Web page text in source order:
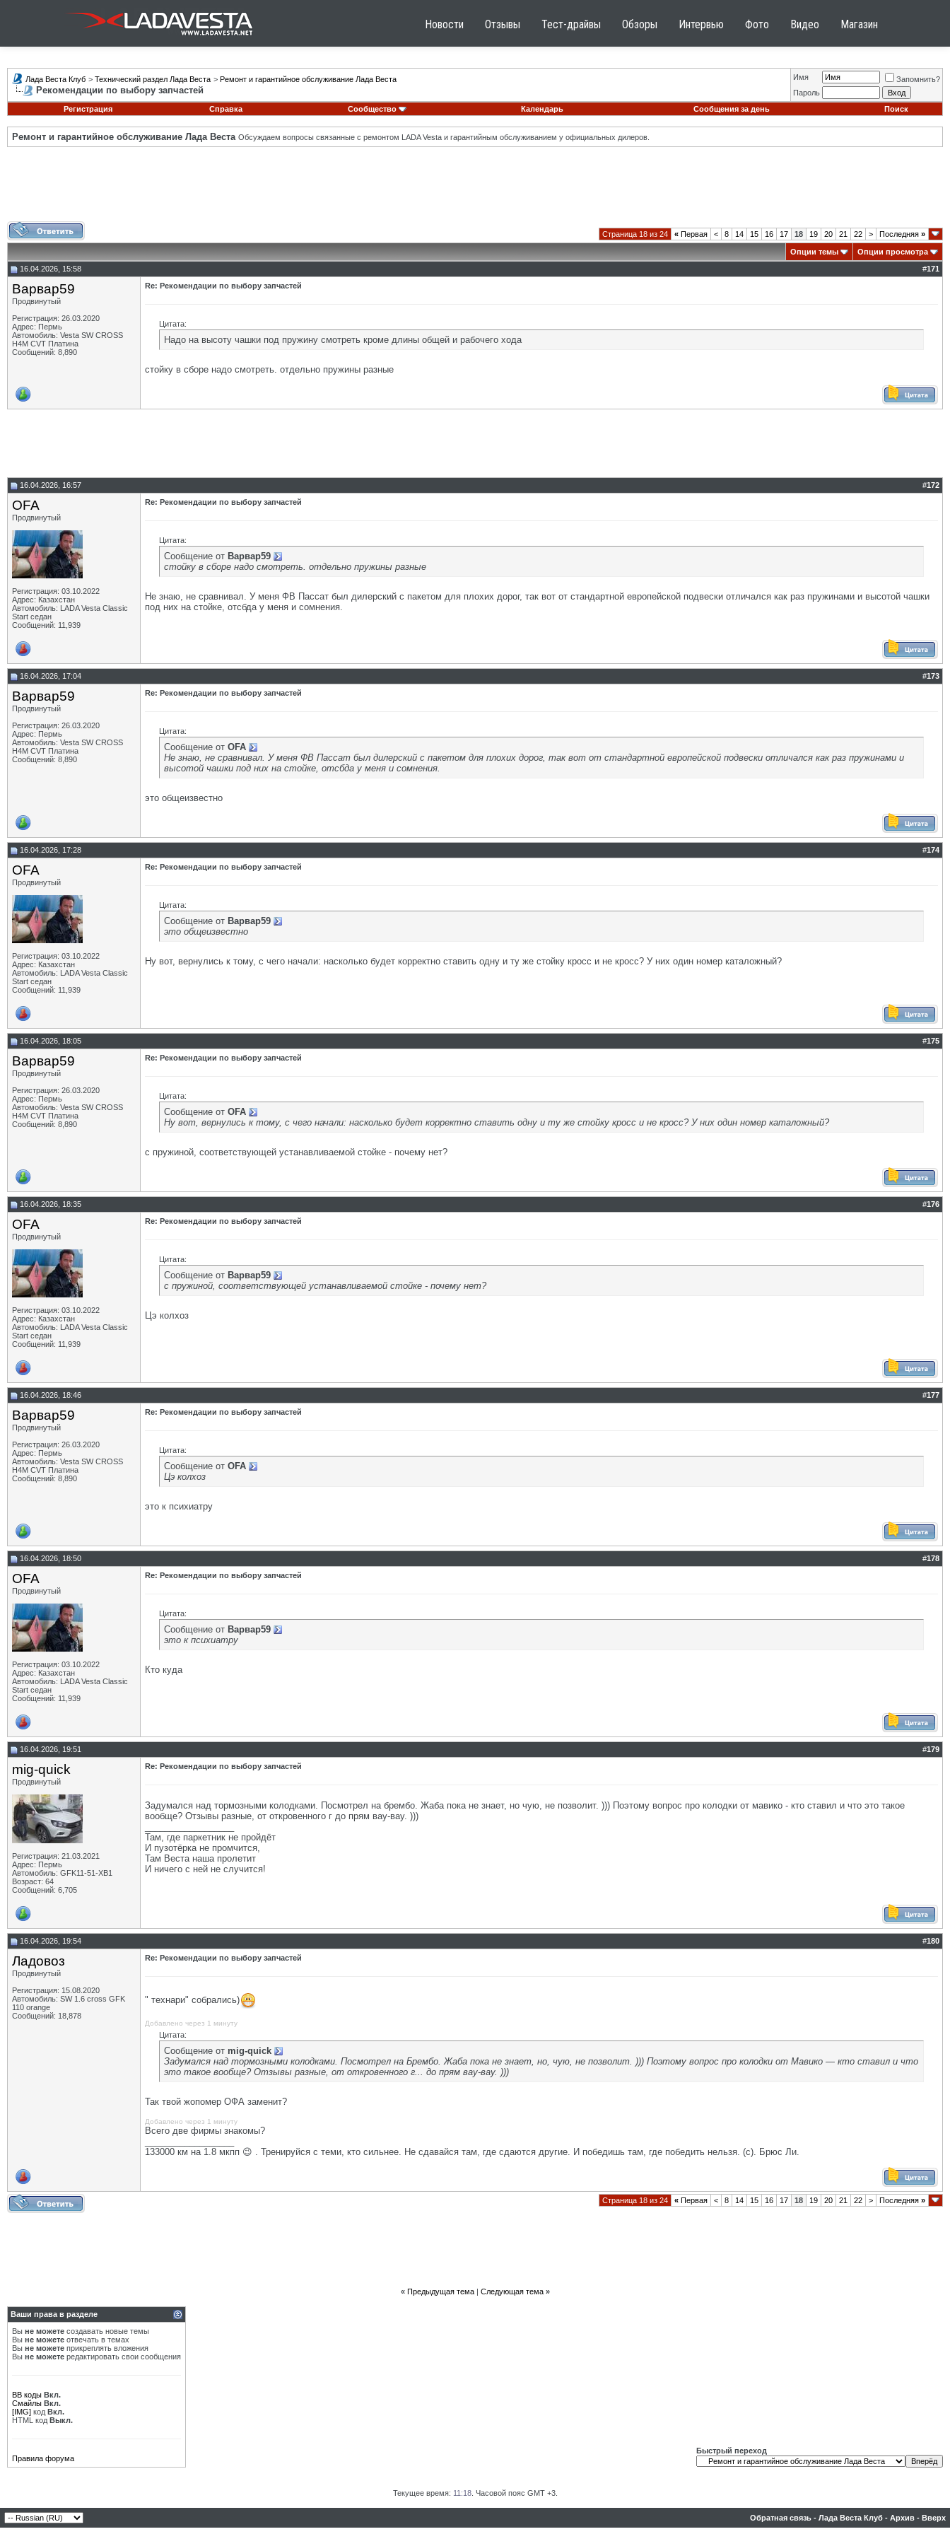
Новости Отзывы Тест-драйвы Обзоры Интервью Фото Видео Магазин
Лада Веста Клуб > Технический раздел Лада Веста > Ремонт и гарантийное обслуживание Лада Веста
Рекомендации по выбору запчастей
Имя
Запомнить?
Пароль
Регистрация
Справка Сообщество Календарь Сообщения за день Поиск
Ремонт и гарантийное обслуживание Лада Веста Обсуждаем вопросы связанные с ремонтом LADA Vesta и гарантийным обслуживанием у официальных дилеров.
Страница 18 из 24 « Первая < 8 14 15 16 17 18 19 20 21 22 > Последняя »
Опции темы
Опции просмотра
16.04.2026, 15:58
#171
Варвар59
Продвинутый
Регистрация: 26.03.2020
Адрес: Пермь
Автомобиль: Vesta SW CROSS
H4M CVT Платина
Сообщений: 8,890
Re: Рекомендации по выбору запчастей
Цитата:
Надо на высоту чашки под пружину смотреть кроме длины общей и рабочего хода
стойку в сборе надо смотреть. отдельно пружины разные
16.04.2026, 16:57 #172
OFA
Продвинутый
Регистрация: 03.10.2022
Адрес: Казахстан
Автомобиль: LADA Vesta Classic
Start седан
Сообщений: 11,939
Re: Рекомендации по выбору запчастей
Цитата:
Сообщение от Варвар59
стойку в сборе надо смотреть. отдельно пружины разные
Не знаю, не сравнивал. У меня ФВ Пассат был дилерский с пакетом для плохих дорог, так вот от стандартной европейской подвески отличался как раз пружинами и высотой чашки
под них на стойке, отсбда у меня и сомнения.
16.04.2026, 17:04 #173
Варвар59
Продвинутый
Регистрация: 26.03.2020
Адрес: Пермь
Автомобиль: Vesta SW CROSS
H4M CVT Платина
Сообщений: 8,890
Re: Рекомендации по выбору запчастей
Цитата:
Сообщение от OFA
Не знаю, не сравнивал. У меня ФВ Пассат был дилерский с пакетом для плохих дорог, так вот от стандартной европейской подвески отличался как раз пружинами и
высотой чашки под них на стойке, отсбда у меня и сомнения.
это общеизвестно
16.04.2026, 17:28 #174
OFA
Продвинутый
Регистрация: 03.10.2022
Адрес: Казахстан
Автомобиль: LADA Vesta Classic
Start седан
Сообщений: 11,939
Re: Рекомендации по выбору запчастей
Цитата:
Сообщение от Варвар59
это общеизвестно
Ну вот, вернулись к тому, с чего начали: насколько будет корректно ставить одну и ту же стойку кросс и не кросс? У них один номер каталожный?
16.04.2026, 18:05 #175
Варвар59
Продвинутый
Регистрация: 26.03.2020
Адрес: Пермь
Автомобиль: Vesta SW CROSS
H4M CVT Платина
Сообщений: 8,890
Re: Рекомендации по выбору запчастей
Цитата:
Сообщение от OFA
Ну вот, вернулись к тому, с чего начали: насколько будет корректно ставить одну и ту же стойку кросс и не кросс? У них один номер каталожный?
с пружиной, соответствующей устанавливаемой стойке - почему нет?
16.04.2026, 18:35 #176
OFA
Продвинутый
Регистрация: 03.10.2022
Адрес: Казахстан
Автомобиль: LADA Vesta Classic
Start седан
Сообщений: 11,939
Re: Рекомендации по выбору запчастей
Цитата:
Сообщение от Варвар59
с пружиной, соответствующей устанавливаемой стойке - почему нет?
Цэ колхоз
16.04.2026, 18:46 #177
Варвар59
Продвинутый
Регистрация: 26.03.2020
Адрес: Пермь
Автомобиль: Vesta SW CROSS
H4M CVT Платина
Сообщений: 8,890
Re: Рекомендации по выбору запчастей
Цитата:
Сообщение от OFA
Цэ колхоз
это к психиатру
16.04.2026, 18:50 #178
OFA
Продвинутый
Регистрация: 03.10.2022
Адрес: Казахстан
Автомобиль: LADA Vesta Classic
Start седан
Сообщений: 11,939
Re: Рекомендации по выбору запчастей
Цитата:
Сообщение от Варвар59
это к психиатру
Кто куда
16.04.2026, 19:51 #179
mig-quick
Продвинутый
Регистрация: 21.03.2021
Адрес: Пермь
Автомобиль: GFK11-51-ХВ1
Возраст: 64
Сообщений: 6,705
Re: Рекомендации по выбору запчастей
Задумался над тормозными колодками. Посмотрел на брембо. Жаба пока не знает, но чую, не позволит. ))) Поэтому вопрос про колодки от мавико - кто ставил и что это такое
вообще? Отзывы разные, от откровенного г до прям вау-вау. )))
Там, где паркетник не пройдёт
И пузотёрка не промчится,
Там Веста наша пролетит
И ничего с ней не случится!
16.04.2026, 19:54 #180
Ладовоз
Продвинутый
Регистрация: 15.08.2020
Автомобиль: SW 1.6 cross GFK
110 orange
Сообщений: 18,878
Re: Рекомендации по выбору запчастей
" технари" собрались)
Добавлено через 1 минуту
Цитата:
Сообщение от mig-quick
Задумался над тормозными колодками. Посмотрел на Брембо. Жаба пока не знает, но, чую, не позволит. ))) Поэтому вопрос про колодки от Мавико — кто ставил и что
это такое вообще? Отзывы разные, от откровенного г... до прям вау-вау. )))
Так твой жопомер ОФА заменит?
Добавлено через 1 минуту
Всего две фирмы знакомы?
133000 км на 1.8 мкпп 😉 . Тренируйся с теми, кто сильнее. Не сдавайся там, где сдаются другие. И победишь там, где победить нельзя. (с). Брюс Ли.
Страница 18 из 24 « Первая < 8 14 15 16 17 18 19 20 21 22 > Последняя »
« Предыдущая тема| Следующая тема »
Ваши права в разделе
Вы не можете создавать новые темы
Вы не можете отвечать в темах
Вы не можете прикреплять вложения
Вы не можете редактировать свои сообщения
BB коды Вкл.
Смайлы Вкл.
[IMG] код Вкл.
HTML код Выкл.
Правила форума
Быстрый переход
Текущее время: 11:18. Часовой пояс GMT +3.
Обратная связь - Лада Веста Клуб - Архив - Вверх